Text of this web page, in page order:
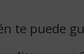
te puede